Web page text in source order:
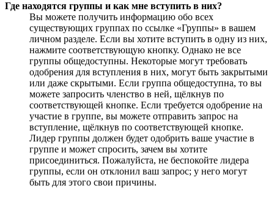
Где находятся группы и как мне вступить в них?
Вы можете получить информацию обо всех
существующих группах по ссылке «Группы» в вашем
личном разделе. Если вы хотите вступить в одну из них,
нажмите соответствующую кнопку. Однако не все
группы общедоступны. Некоторые могут требовать
одобрения для вступления в них, могут быть закрытыми
или даже скрытыми. Если группа общедоступна, то вы
можете запросить членство в ней, щёлкнув по
соответствующей кнопке. Если требуется одобрение на
участие в группе, вы можете отправить запрос на
вступление, щёлкнув по соответствующей кнопке.
Лидер группы должен будет одобрить ваше участие в
группе и может спросить, зачем вы хотите
присоединиться. Пожалуйста, не беспокойте лидера
группы, если он отклонил ваш запрос; у него могут
быть для этого свои причины.